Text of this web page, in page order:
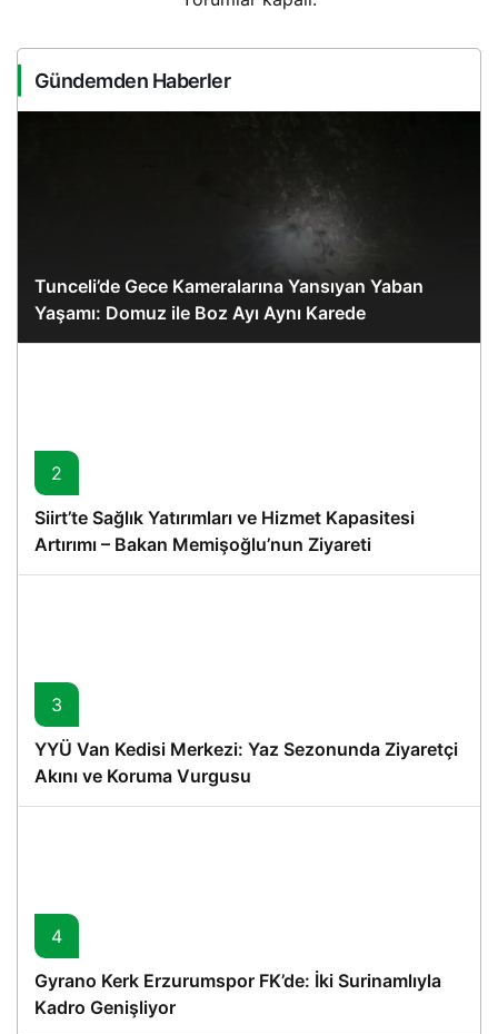
Gündemden Haberler
Tunceli’de Gece Kameralarına Yansıyan Yaban
Yaşamı: Domuz ile Boz Ayı Aynı Karede
2
Siirt’te Sağlık Yatırımları ve Hizmet Kapasitesi
Artırımı – Bakan Memişoğlu’nun Ziyareti
3
YYÜ Van Kedisi Merkezi: Yaz Sezonunda Ziyaretçi
Akını ve Koruma Vurgusu
4
Gyrano Kerk Erzurumspor FK’de: İki Surinamlıyla
Kadro Genişliyor